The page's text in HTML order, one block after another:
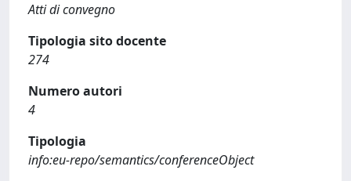
Atti di convegno
Tipologia sito docente
274
Numero autori
4
Tipologia
info:eu-repo/semantics/conferenceObject